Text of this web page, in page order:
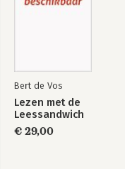
Bert de Vos
Lezen met de
Leessandwich
€ 29,00